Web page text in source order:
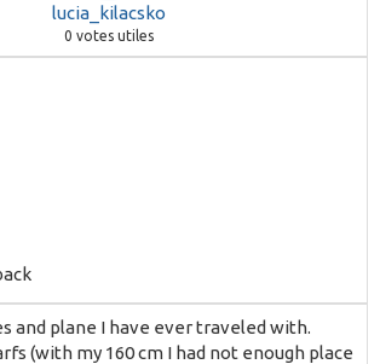
lucia_kilacsko
0 votes utiles
and plane I have ever traveled with.
(with my 160 cm I had not enough place